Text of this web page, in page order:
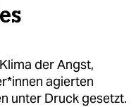
der Angst,
agierten
unter Druck gesetzt.